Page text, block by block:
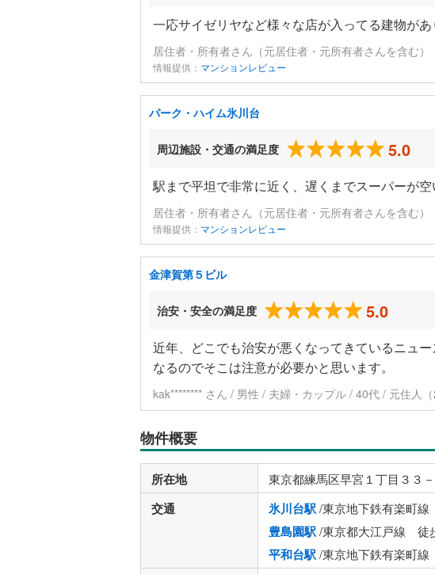
一応サイゼリヤなど様々な店が入ってる建物が
居住者・所有者さん（元居住者・元所有者さんを含む）
情報提供： マンションレビュー
パーク・ハイム氷川台
周辺施設・交通の満足度 5.0
駅まで平坦で非常に近く、遅くまでスーパーが
居住者・所有者さん（元居住者・元所有者さんを含む）
情報提供： マンションレビュー
金津賀第５ビル
治安・安全の満足度 5.0
近年、どこでも治安が悪くなってきているニュ
なるのでそこは注意が必要かと思います。
kak******** さん / 男性 / 夫婦・カップル / 40代 / 元住人
物件概要
所在地 東京都練馬区早宮１丁目３３
交通 氷川台駅/東京地下鉄有楽町
豊島園駅/東京都大江戸線 徒
平和台駅/東京地下鉄有楽町